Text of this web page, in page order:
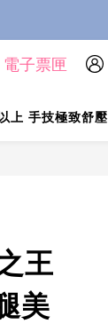
電子票匣
上 手技極致舒壓
王
美